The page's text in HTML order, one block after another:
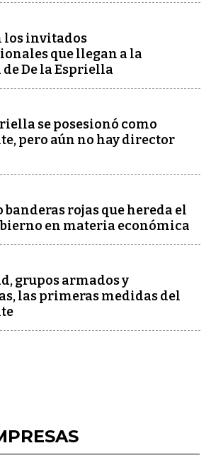
los invitados
que llegan a la
De la Espriella
se posesionó como
pero aún no hay director
banderas rojas que hereda el
en materia económica
grupos armados y
las primeras medidas del